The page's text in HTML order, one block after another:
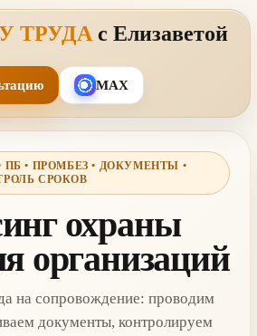
ТРУДА с Елизаветой
MAX
ПБ • ПРОМБЕЗ • ДОКУМЕНТЫ •
СРОКОВ
охраны
организаций
на сопровождение: проводим
документы, контролируем